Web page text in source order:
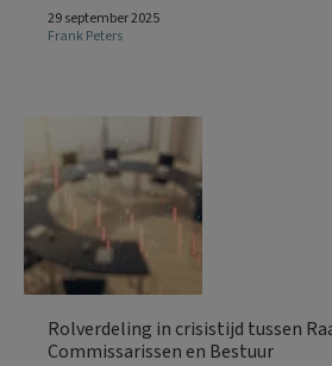
29 september 2025
Frank Peters
Rolverdeling in crisistijd tussen
Commissarissen en Bestuur